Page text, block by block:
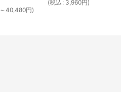
～40,480円)
(税込 : 3,960円)